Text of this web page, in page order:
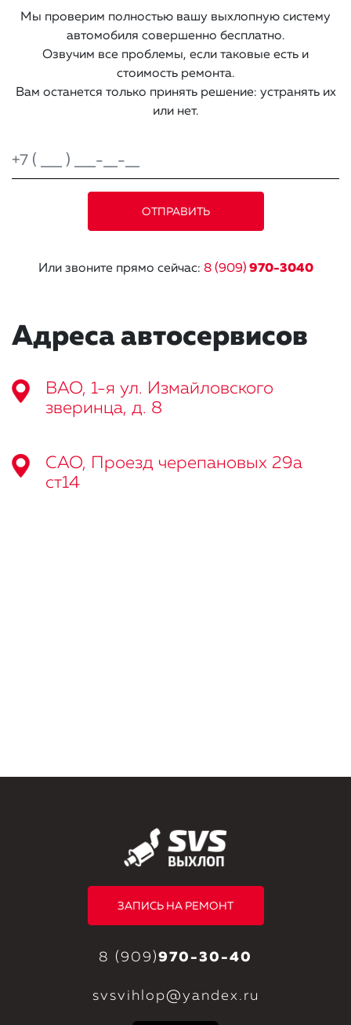
Мы проверим полностью вашу выхлопную систему
автомобиля совершенно бесплатно.
Озвучим все проблемы, если таковые есть и
стоимость ремонта.
Вам останется только принять решение: устранять их
или нет.
Или звоните прямо сейчас: 8 (909) 970-3040
Адреса автосервисов
ВАО, 1-я ул. Измайловского
зверинца, д. 8
САО, Проезд черепановых 29а
ст14
ЗАПИСЬ НА РЕМОНТ
8 (909)970-30-40
svsvihlop@yandex.ru